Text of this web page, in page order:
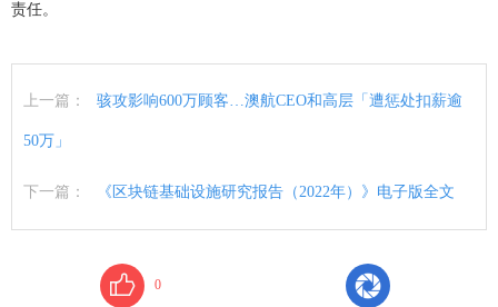
责任。
上一篇： 骇攻影响600万顾客…澳航CEO和高层「遭惩处扣薪逾
50万」
下一篇： 《区块链基础设施研究报告（2022年）》电子版全文
0